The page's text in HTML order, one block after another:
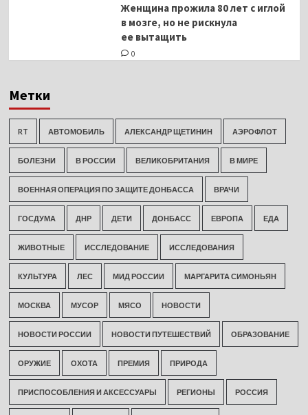
Женщина прожила 80 лет с иглой
в мозге, но не рискнула
ее вытащить
0
Метки
RT АВТОМОБИЛЬ АЛЕКСАНДР ЩЕТИНИН АЭРОФЛОТ
БОЛЕЗНИ В РОССИИ ВЕЛИКОБРИТАНИЯ В МИРЕ
ВОЕННАЯ ОПЕРАЦИЯ ПО ЗАЩИТЕ ДОНБАССА ВРАЧИ
ГОСДУМА ДНР ДЕТИ ДОНБАСС ЕВРОПА ЕДА
ЖИВОТНЫЕ ИССЛЕДОВАНИЕ ИССЛЕДОВАНИЯ
КУЛЬТУРА ЛЕС МИД РОССИИ МАРГАРИТА СИМОНЬЯН
МОСКВА МУСОР МЯСО НОВОСТИ
НОВОСТИ РОССИИ НОВОСТИ ПУТЕШЕСТВИЙ ОБРАЗОВАНИЕ
ОРУЖИЕ ОХОТА ПРЕМИЯ ПРИРОДА
ПРИСПОСОБЛЕНИЯ И АКСЕССУАРЫ РЕГИОНЫ РОССИЯ